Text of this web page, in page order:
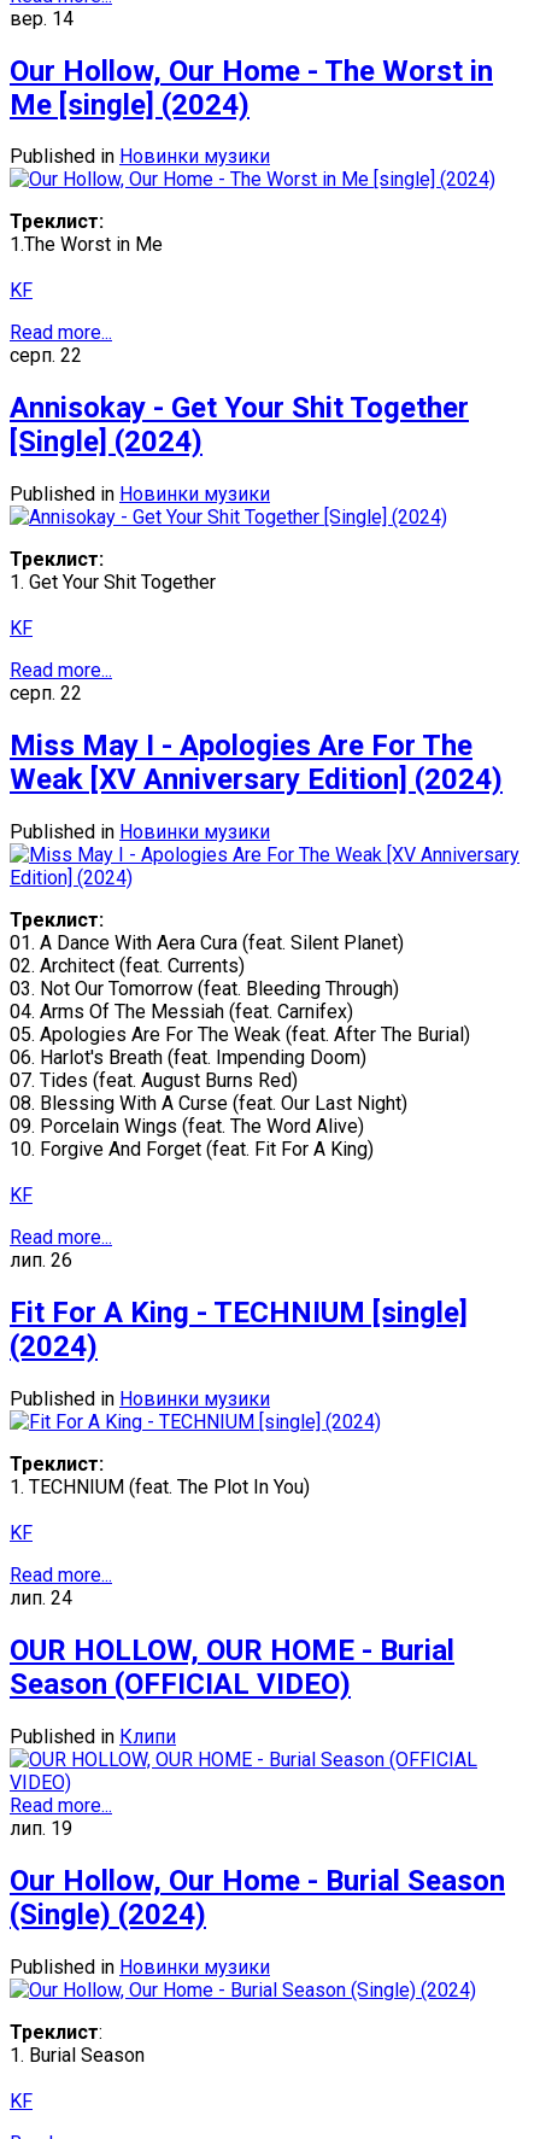
вер. 14
Our Hollow, Our Home - The Worst in
Me [single] (2024)
Published in Новинки музики
Треклист:
1.The Worst in Me
KF
Read more...
серп. 22
Annisokay - Get Your Shit Together
[Single] (2024)
Published in Новинки музики
Треклист:
1. Get Your Shit Together
KF
Read more...
серп. 22
Miss May I - Apologies Are For The
Weak [XV Anniversary Edition] (2024)
Published in Новинки музики
Треклист:
01. A Dance With Aera Cura (feat. Silent Planet)
02. Architect (feat. Currents)
03. Not Our Tomorrow (feat. Bleeding Through)
04. Arms Of The Messiah (feat. Carnifex)
05. Apologies Are For The Weak (feat. After The Burial)
06. Harlot's Breath (feat. Impending Doom)
07. Tides (feat. August Burns Red)
08. Blessing With A Curse (feat. Our Last Night)
09. Porcelain Wings (feat. The Word Alive)
10. Forgive And Forget (feat. Fit For A King)
KF
Read more...
лип. 26
Fit For A King - TECHNIUM [single]
(2024)
Published in Новинки музики
Треклист:
1. TECHNIUM (feat. The Plot In You)
KF
Read more...
лип. 24
OUR HOLLOW, OUR HOME - Burial
Season (OFFICIAL VIDEO)
Published in Клипи
Read more...
лип. 19
Our Hollow, Our Home - Burial Season
(Single) (2024)
Published in Новинки музики
Треклист:
1. Burial Season
KF